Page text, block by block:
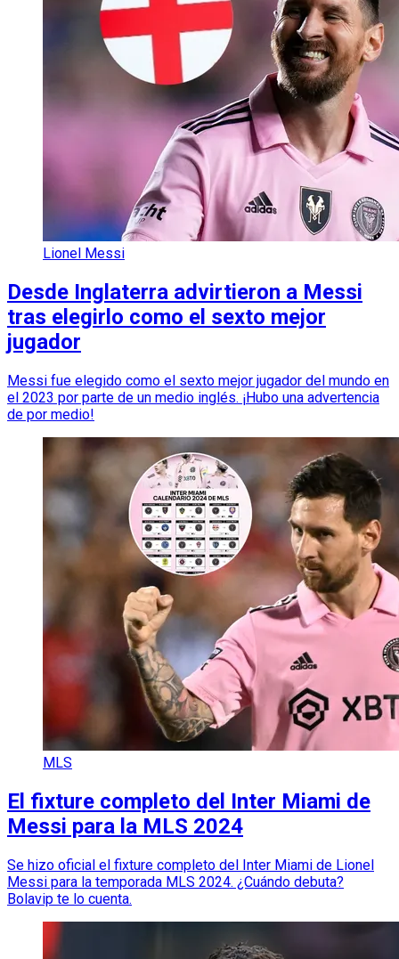
Lionel Messi
Desde Inglaterra advirtieron a Messi
tras elegirlo como el sexto mejor
jugador
Messi fue elegido como el sexto mejor jugador del mundo en
el 2023 por parte de un medio inglés. ¡Hubo una advertencia
de por medio!
MLS
El fixture completo del Inter Miami de
Messi para la MLS 2024
Se hizo oficial el fixture completo del Inter Miami de Lionel
Messi para la temporada MLS 2024. ¿Cuándo debuta?
Bolavip te lo cuenta.